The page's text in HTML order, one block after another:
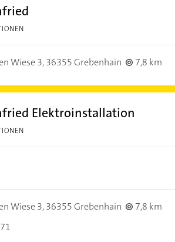
Wiese 3,36355 Grebenhain 7,8 km
Elektroinstallation
Wiese 3,36355 Grebenhain
7,8 km